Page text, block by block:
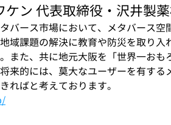
ケン 代表取締役・沢井製
ース市場において、メタバース空
域課題の解決に教育や防災を取り
また、共に地元大阪を「世界一お
来的には、莫大なユーザーを有す
ればと考えております。